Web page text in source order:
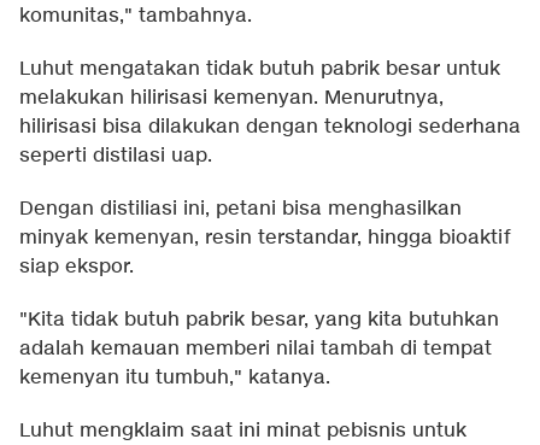
komunitas," tambahnya.
Luhut mengatakan tidak butuh pabrik besar untuk
melakukan hilirisasi kemenyan. Menurutnya,
hilirisasi bisa dilakukan dengan teknologi sederhana
seperti distilasi uap.
Dengan distiliasi ini, petani bisa menghasilkan
minyak kemenyan, resin terstandar, hingga bioaktif
siap ekspor.
"Kita tidak butuh pabrik besar, yang kita butuhkan
adalah kemauan memberi nilai tambah di tempat
kemenyan itu tumbuh," katanya.
Luhut mengklaim saat ini minat pebisnis untuk